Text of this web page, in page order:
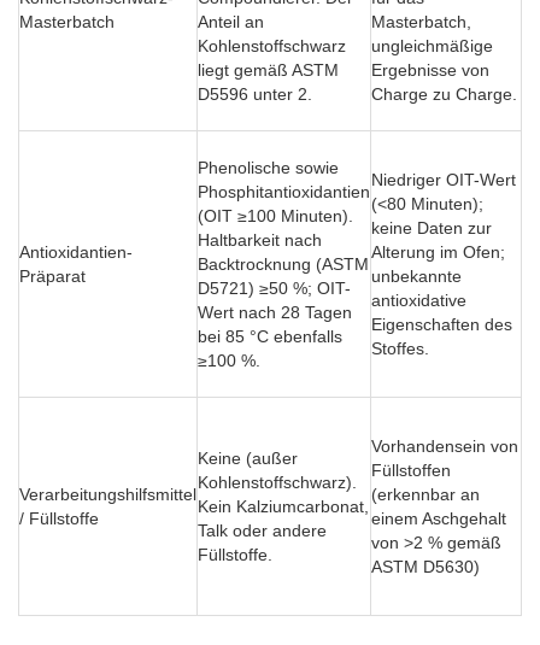
Masterbatch
Anteil an
Kohlenstoffschwarz
liegt gemäß ASTM
D5596 unter 2.
Masterbatch,
ungleichmäßige
Ergebnisse von
Charge zu Charge.
Antioxidantien-
Präparat
Phenolische sowie
Phosphitantioxidantien
(OIT ≥100 Minuten).
Haltbarkeit nach
Backtrocknung (ASTM
D5721) ≥50 %; OIT-
Wert nach 28 Tagen
bei 85 °C ebenfalls
≥100 %.
Niedriger OIT-Wert
(<80 Minuten);
keine Daten zur
Alterung im Ofen;
unbekannte
antioxidative
Eigenschaften des
Stoffes.
Verarbeitungshilfsmittel
/ Füllstoffe
Keine (außer
Kohlenstoffschwarz).
Kein Kalziumcarbonat,
Talk oder andere
Füllstoffe.
Vorhandensein von
Füllstoffen
(erkennbar an
einem Aschgehalt
von >2 % gemäß
ASTM D5630)